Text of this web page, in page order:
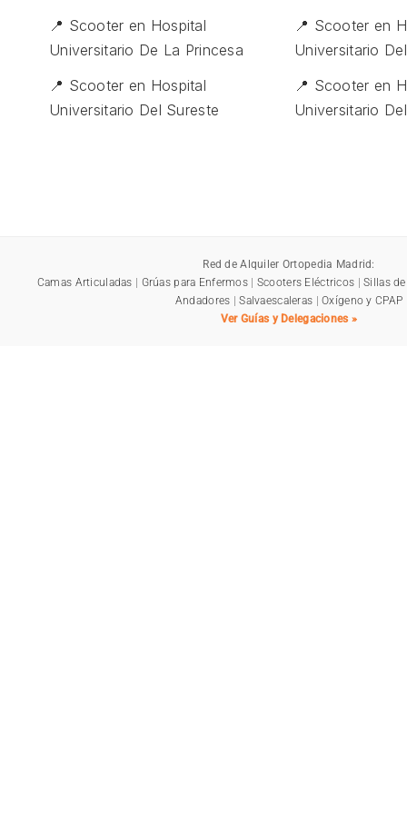
📍 Scooter en Hospital
Universitario De La Princesa
📍 Scooter en
Universitario
📍 Scooter en Hospital
Universitario Del Sureste
📍 Scooter en
Universitario
Red de Alquiler Ortopedia Madrid:
Camas Articuladas | Grúas para Enfermos | Scooters Eléctricos |Sillas
Andadores |Salvaescaleras |Oxígeno y CPAP
Ver Guías y Delegaciones »